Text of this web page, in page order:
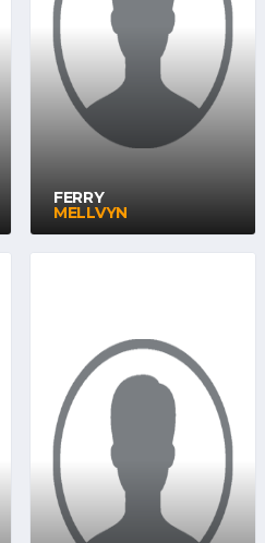
FERRY
MELLVYN